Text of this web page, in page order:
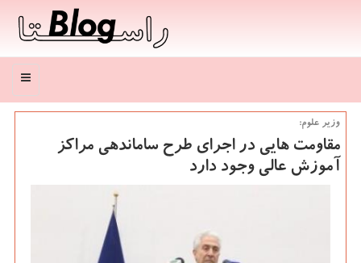
منو
وزیر علوم:
مقاومت هایی در اجرای طرح ساماندهی مراكز
آموزش عالی وجود دارد